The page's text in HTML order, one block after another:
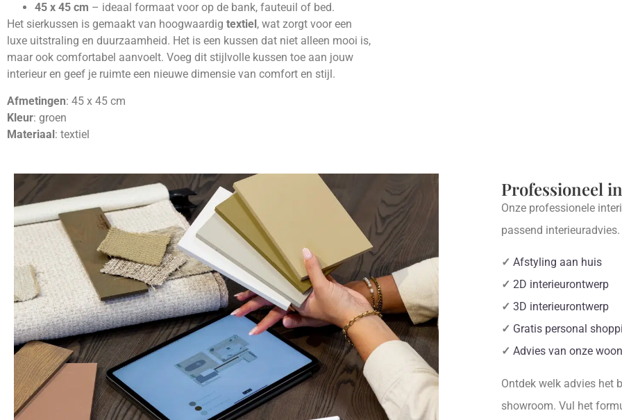
45 x 45 cm – ideaal formaat voor op de bank, fauteuil of bed.
Het sierkussen is gemaakt van hoogwaardig textiel , wat zorgt voor een
luxe uitstraling en duurzaamheid. Het is een kussen dat niet alleen mooi is,
maar ook comfortabel aanvoelt. Voeg dit stijlvolle kussen toe aan jouw
interieur en geef je ruimte een nieuwe dimensie van comfort en stijl.
Afmetingen: 45 x 45 cm
Kleur: groen
Materiaal: textiel
Professioneel
Onze professionele
passend interieuradvies.
✓ Afstyling aan huis
✓ 2D interieurontwerp
✓ 3D interieurontwerp
✓ Gratis personal
✓ Advies van onze
Ontdek welk advies het
showroom. Vul het